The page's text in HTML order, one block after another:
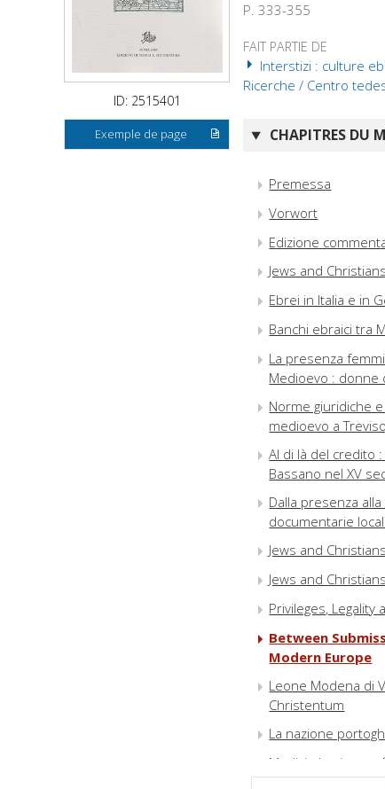
ID: 2515401
Exemple de page
P. 333-355
FAIT PARTIE DE
Interstizi : culture
Ricerche / Centro
CHAPITRES DU
Premessa
Vorwort
Edizione
Jews and
Ebrei in Italia e in
Banchi ebraici tra
La presenza
Medioevo :
Norme giuridiche
medioevo a Treviso
Al di là del credito
Bassano nel XV
Dalla presenza
documentarie locali
Jews and
Jews and
Privileges,
Between
Modern Europe
Leone Modena di
Christentum
La nazione
Medici ebrei e